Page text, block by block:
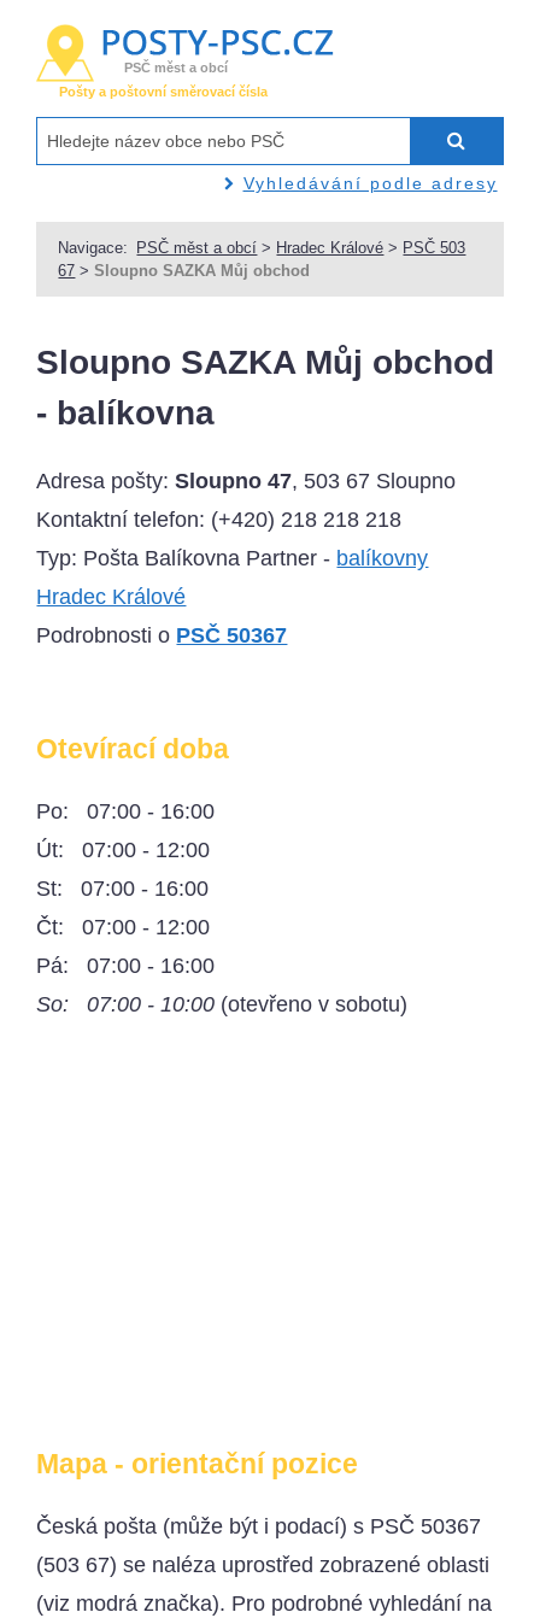
PSČ měst a obcí
Pošty a poštovní směrovací čísla
Vyhledávání podle adresy
Navigace: PSČ měst a obcí > Hradec Králové > PSČ 503
67 >Sloupno SAZKA Můj obchod
Sloupno SAZKA Můj obchod
- balíkovna
Adresa pošty:Sloupno 47, 503 67 Sloupno
Kontaktní telefon: (+420) 218 218 218
Typ: Pošta Balíkovna Partner - balíkovny
Hradec Králové
Podrobnosti o PSČ 50367
Otevírací doba
Po: 07:00 - 16:00
Út: 07:00 - 12:00
St: 07:00 - 16:00
Čt: 07:00 - 12:00
Pá: 07:00 - 16:00
So: 07:00 - 10:00 (otevřeno v sobotu)
Mapa - orientační pozice
Česká pošta (může být i podací) s PSČ 50367
(503 67) se naléza uprostřed zobrazené oblasti
(viz modrá značka). Pro podrobné vyhledání na